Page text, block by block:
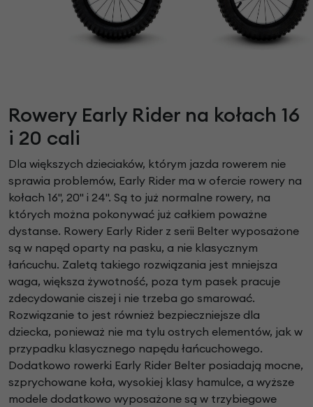
Rowery Early Rider na kołach 16
i 20 cali
Dla większych dzieciaków, którym jazda rowerem nie
sprawia problemów, Early Rider ma w ofercie rowery na
kołach 16", 20" i 24". Są to już normalne rowery, na
których można pokonywać już całkiem poważne
dystanse. Rowery Early Rider z serii Belter wyposażone
są w napęd oparty na pasku, a nie klasycznym
łańcuchu. Zaletą takiego rozwiązania jest mniejsza
waga, większa żywotność, poza tym pasek pracuje
zdecydowanie ciszej i nie trzeba go smarować.
Rozwiązanie to jest również bezpieczniejsze dla
dziecka, ponieważ nie ma tylu ostrych elementów, jak w
przypadku klasycznego napędu łańcuchowego.
Dodatkowo rowerki Early Rider Belter posiadają mocne,
szprychowane koła, wysokiej klasy hamulce, a wyższe
modele dodatkowo wyposażone są w trzybiegowe